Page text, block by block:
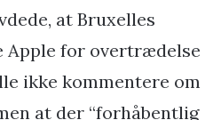
at Bruxelles
Apple for overtrædelse
ikke kommentere om
at der “forhåbentlig